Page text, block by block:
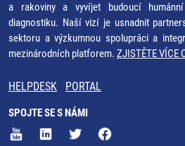
a rakoviny a vyvíjet budoucí
diagnostiku. Naší vizí je usnadnit
sektoru a výzkumnou spolupráci a
mezinárodních platforem. ZJISTĚTE VÍCE
HELPDESK PORTAL
SPOJTE SE S NÁMI